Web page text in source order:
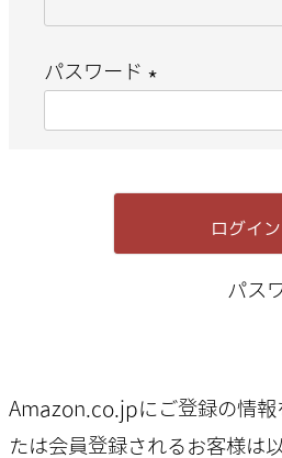
須
)
パスワード
須
ログイン
パス
Amazon.co.jpにご登録の情報
たは会員登録されるお客様は